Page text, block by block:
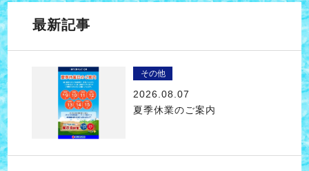
最新記事
その他
2026.08.07
夏季休業のご案内